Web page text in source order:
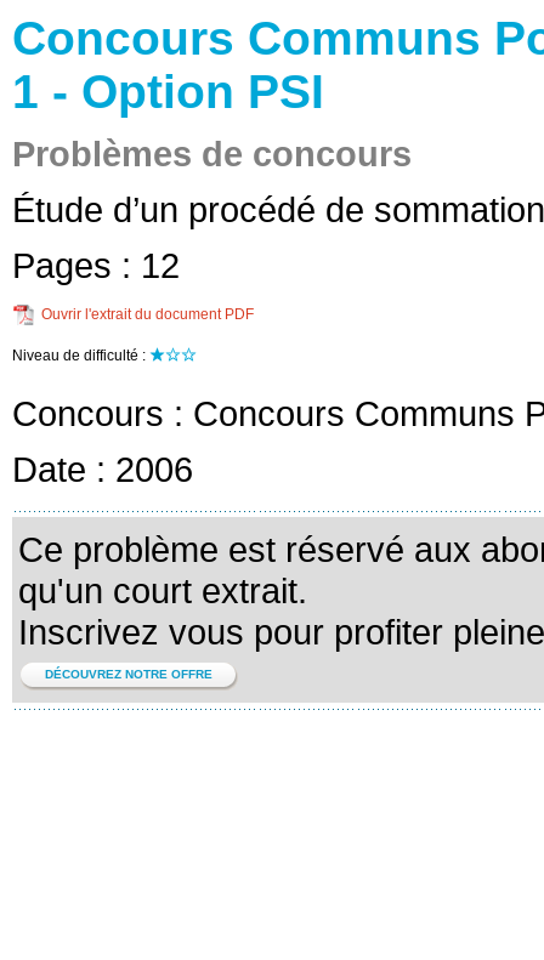
Concours Communs
1 - Option PSI
Problèmes de concours
Étude d’un procédé de sommation
Pages : 12
Ouvrir l'extrait du document PDF
Niveau de difficulté :
Concours : Concours Communs
Date : 2006
Ce problème est réservé aux
qu'un court extrait.
Inscrivez vous pour profiter
DÉCOUVREZ NOTRE OFFRE